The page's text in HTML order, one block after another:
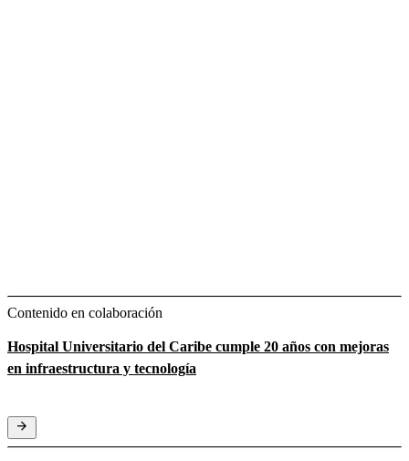
Contenido en colaboración
Hospital Universitario del Caribe cumple 20 años con mejoras
en infraestructura y tecnología